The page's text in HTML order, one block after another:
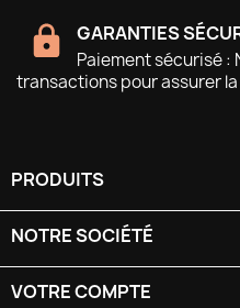
GARANTIES
Paiement sécurisé
transactions pour assurer
PRODUITS
NOTRE SOCIÉTÉ
VOTRE COMPTE